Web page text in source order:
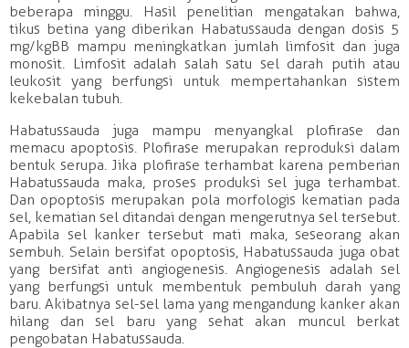
beberapa minggu. Hasil penelitian mengatakan bahwa,
tikus betina yang diberikan Habatussauda dengan dosis 5
mg/kgBB mampu meningkatkan jumlah limfosit dan juga
monosit. Limfosit adalah salah satu sel darah putih atau
leukosit yang berfungsi untuk mempertahankan sistem
kekebalan tubuh.
Habatussauda juga mampu menyangkal plofirase dan
memacu apoptosis. Plofirase merupakan reproduksi dalam
bentuk serupa. Jika plofirase terhambat karena pemberian
Habatussauda maka, proses produksi sel juga terhambat.
Dan opoptosis merupakan pola morfologis kematian pada
sel, kematian sel ditandai dengan mengerutnya sel tersebut.
Apabila sel kanker tersebut mati maka, seseorang akan
sembuh. Selain bersifat opoptosis, Habatussauda juga obat
yang bersifat anti angiogenesis. Angiogenesis adalah sel
yang berfungsi untuk membentuk pembuluh darah yang
baru. Akibatnya sel-sel lama yang mengandung kanker akan
hilang dan sel baru yang sehat akan muncul berkat
pengobatan Habatussauda.